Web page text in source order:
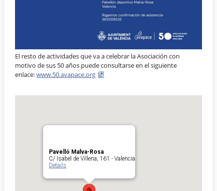
El resto de actividades que va a celebrar la Asociación con
motivo de sus 50 años puede consultarse en el siguiente
enlace:www.50.avapace.org
Pavelló Malva-Rosa
C/ Isabel de Villena, 161 - Valencia
Details